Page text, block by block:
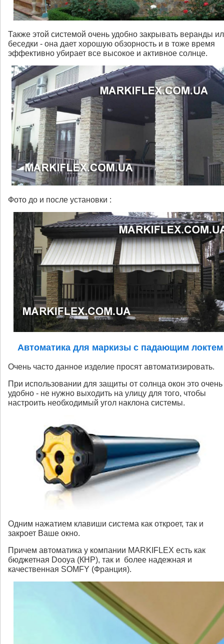
Также этой системой очень удобно закрывать веранды
беседки - она дает хорошую обзорность и в тоже время
эффективно убирает все высокое и активное солнце.
Фото до и после установки :
Автоматика для маркизы с падающим локтем
Очень часто данное изделие просят автоматизировать.
При использовании для защиты от солнца окон это очень
удобно - не нужно выходить на улицу для того, чтобы
настроить необходимый угол наклона системы.
Одним нажатием клавиши система как откроет, так и
закроет Ваше окно.
Причем автоматика у компании MARKIFLEX есть как
бюджетная Dooya (КНР), так и более надежная и
качественная SOMFY (Франция).